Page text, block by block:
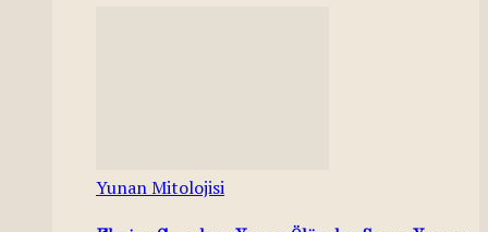
Yunan Mitolojisi